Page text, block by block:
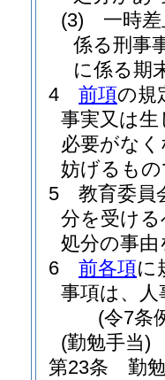
(3)
一時
係る刑事
に係る期
4
前項の規
事実又は
必要がな
妨げるも
5
教育委員
分を受け
処分の事
6
前各項に
事項は、
(令7条
(勤勉手当)
第23条
勤